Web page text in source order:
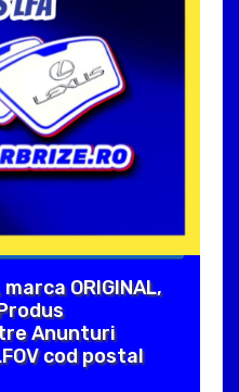
ORIGINAL,
Anunturi
cod postal